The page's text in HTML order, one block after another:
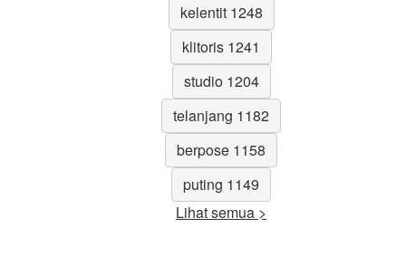
kelentit 1248
klitoris 1241
studio 1204
telanjang 1182
berpose 1158
puting 1149
Lihat semua >